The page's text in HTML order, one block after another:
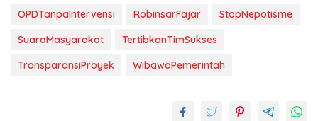
OPDTanpaIntervensi
RobinsarFajar
StopNepotisme
SuaraMasyarakat
TertibkanTimSukses
TransparansiProyek
WibawaPemerintah